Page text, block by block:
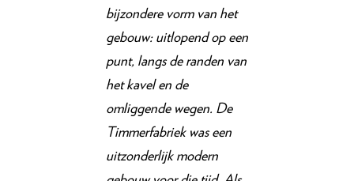
bijzondere vorm van het
gebouw: uitlopend op een
punt, langs de randen van
het kavel en de
omliggende wegen. De
Timmerfabriek was een
uitzonderlijk modern